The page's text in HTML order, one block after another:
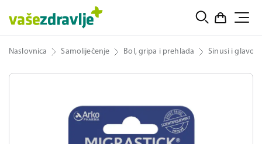
Naslovnica Samoliječenje Bol, gripa i prehlada Sinusi i